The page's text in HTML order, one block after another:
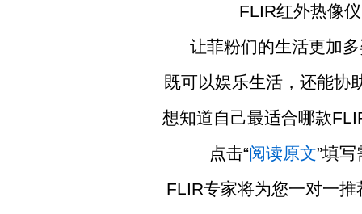
FLIR红外热像仪
让菲粉们的生活更加多
既可以娱乐生活，还能协
想知道自己最适合哪款
点击“阅读原文”填写
FLIR专家将为您一对一推